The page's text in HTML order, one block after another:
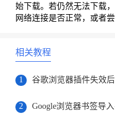
始下载。若仍然无法下载
网络连接是否正常，或者
相关教程
1
2 Google浏览器书签导